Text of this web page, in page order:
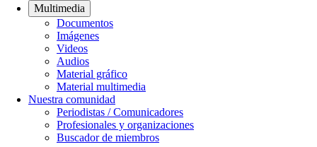
Multimedia
Documentos
Imágenes
Videos
Audios
Material gráfico
Material multimedia
Nuestra comunidad
Periodistas / Comunicadores
Profesionales y organizaciones
Buscador de miembros